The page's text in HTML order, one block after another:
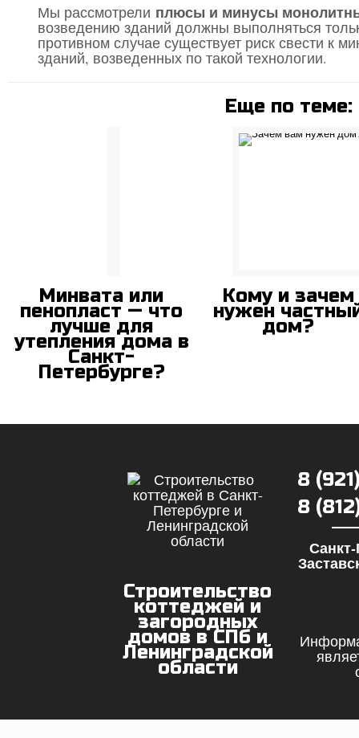
Мы рассмотрели плюсы и минусы
возведению зданий должны выполняться
противном случае существует риск свести к
зданий, возведенных по такой технологии.
Еще по теме:
Минвата или
пенопласт — что
лучше для
утепления дома в
Санкт-
Петербурге?
Кому и зачем
нужен
дом?
Строительство
коттеджей и
загородных
домов в СПб и
Ленинградской
области
8
8